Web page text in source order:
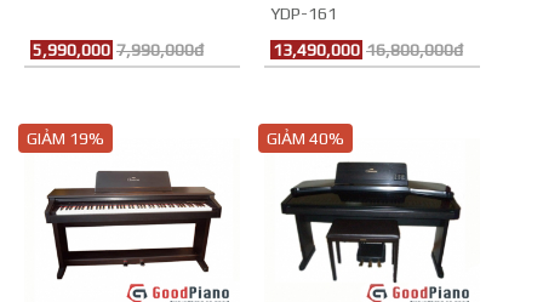
5,990,000 7,990,000đ
YDP-161
13,490,000 16,800,000đ
GIẢM 19% GIẢM 40%